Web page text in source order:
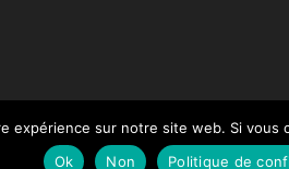
Mentions légales Contact
expérience sur notre site web. Si
Ok
Non Politique de